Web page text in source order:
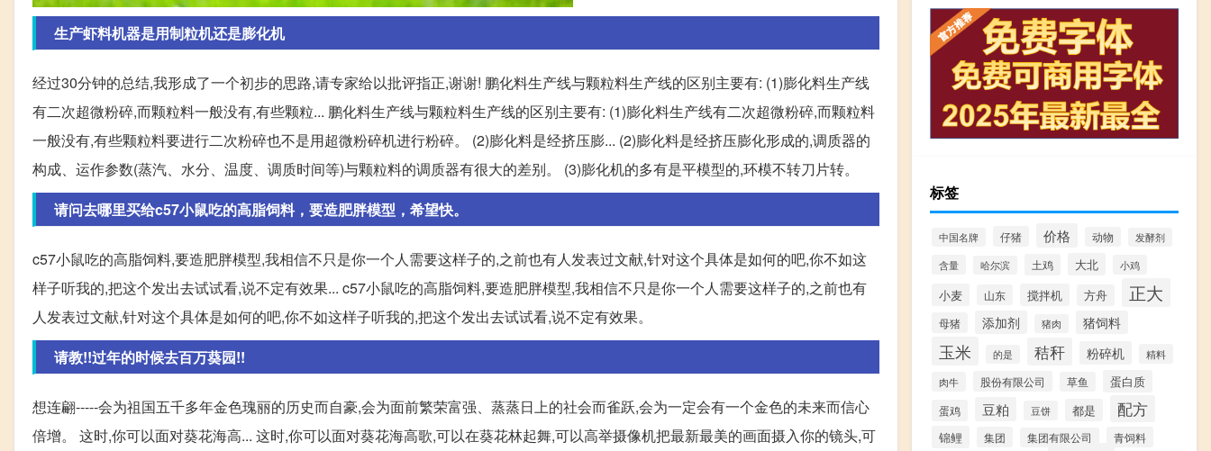
生产虾料机器是用制粒机还是膨化机
经过30分钟的总结,我形成了一个初步的思路,请专家给以批评指正,谢谢! 鹏化料生产线与颗粒料生产线的区别主要有: (1)膨化料生产线
有二次超微粉碎,而颗粒料一般没有,有些颗粒... 鹏化料生产线与颗粒料生产线的区别主要有: (1)膨化料生产线有二次超微粉碎,而颗粒料
一般没有,有些颗粒料要进行二次粉碎也不是用超微粉碎机进行粉碎。 (2)膨化料是经挤压膨... (2)膨化料是经挤压膨化形成的,调质器的
构成、运作参数(蒸汽、水分、温度、调质时间等)与颗粒料的调质器有很大的差别。 (3)膨化机的多有是平模型的,环模不转刀片转。
请问去哪里买给c57小鼠吃的高脂饲料，要造肥胖模型，希望快。
c57小鼠吃的高脂饲料,要造肥胖模型,我相信不只是你一个人需要这样子的,之前也有人发表过文献,针对这个具体是如何的吧,你不如这
样子听我的,把这个发出去试试看,说不定有效果... c57小鼠吃的高脂饲料,要造肥胖模型,我相信不只是你一个人需要这样子的,之前也有
人发表过文献,针对这个具体是如何的吧,你不如这样子听我的,把这个发出去试试看,说不定有效果。
请教!!过年的时候去百万葵园!!
想连翩-----会为祖国五千多年金色瑰丽的历史而自豪,会为面前繁荣富强、蒸蒸日上的社会而雀跃,会为一定会有一个金色的未来而信心
倍增。 这时,你可以面对葵花海高... 这时,你可以面对葵花海高歌,可以在葵花林起舞,可以高举摄像机把最新最美的画面摄入你的镜头,可
标签
中国名牌 仔猪 价格 动物 发酵剂
含量 哈尔滨 土鸡 大北 小鸡
小麦 山东 搅拌机 方舟 正大
母猪 添加剂 猪肉 猪饲料
玉米 的是 秸秆 粉碎机
精料
肉牛
股份有限公司 草鱼 蛋白质
蛋鸡 豆粕 豆饼 都是 配方
锦鲤 集团 集团有限公司 青饲料